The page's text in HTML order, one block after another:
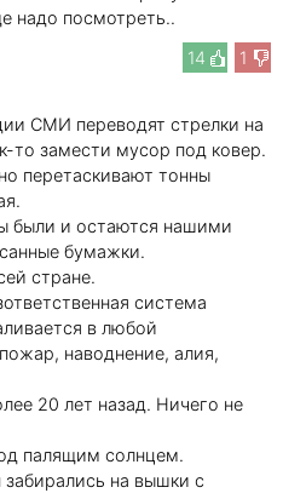
надо посмотреть..
14
1
СМИ переводят стрелки на
то замести мусор под ковер.
перетаскивают тонны
были и остаются нашими
бумажки.
стране.
система
в любой
наводнение, алия,
20 лет назад. Ничего не
палящим солнцем.
забирались на вышки с